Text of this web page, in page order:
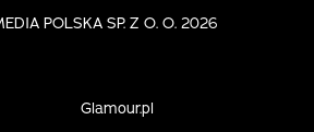
POLSKA SP. Z O. O. 2026
Glamour.pl